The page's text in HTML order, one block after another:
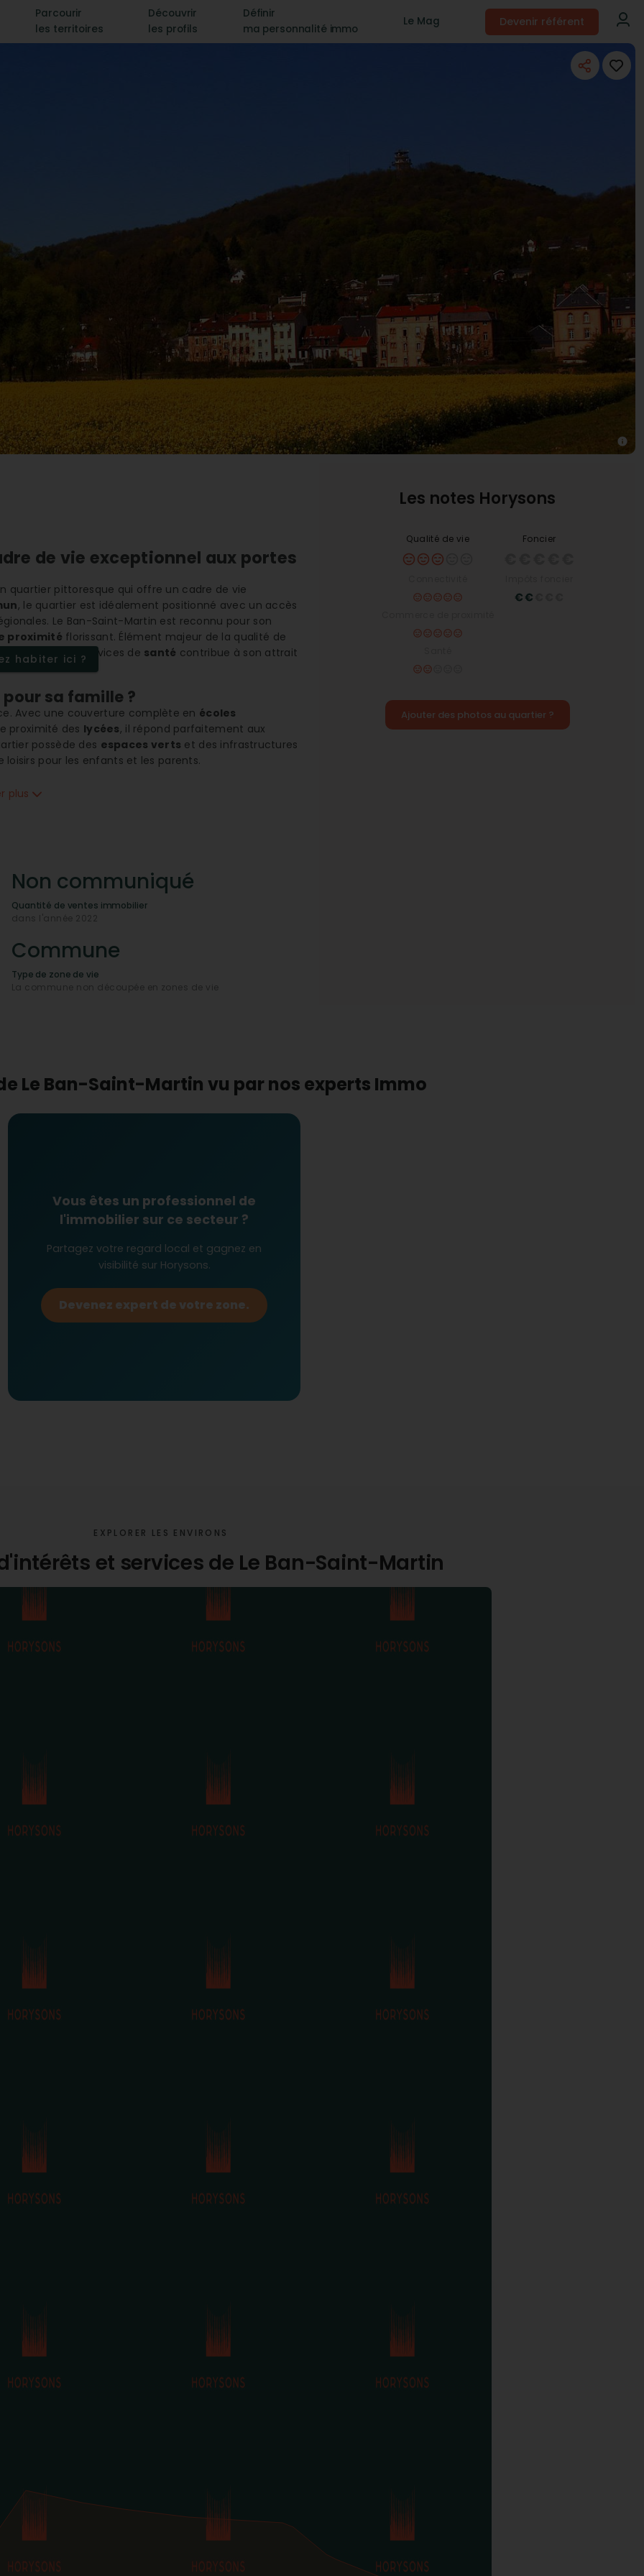
Parcourir
les territoires
Découvrir
les profils
Définir
ma personnalité immo
Le Mag Devenir référent
de vie exceptionnel aux portes
quartier pittoresque qui offre un cadre de vie
, le quartier est idéalement positionné avec un accès
Le Ban-Saint-Martin est reconnu pour son
proximité florissant. Élément majeur de la qualité de
et des services de santé contribue à son attrait
habiter ici ?
sa famille ?
Avec une couverture complète en écoles
proximité des lycées, il répond parfaitement aux
possède des espaces verts et des infrastructures
pour les enfants et les parents.
connexion efficace aux
Martin ?
serein avec des services de
aux besoins variés de la population. La présence
Metz offre un accès rapide à une vie culturelle et
plus
Non communiqué
Quantité de ventes immobilier
dans l'année 2022
Commune
Type de zone de vie
La commune non découpée en zones de vie
Les notes Horysons
Qualité de vie Foncier
Ajouter des photos au quartier ?
Le Ban-Saint-Martin vu par nos experts Immo
Vous êtes un professionnel de
l'immobilier sur ce secteur ?
Partagez votre regard local et gagnez en
visibilité sur Horysons.
Devenez expert de votre zone.
EXPLORER LES ENVIRONS
et services de Le Ban-Saint-Martin